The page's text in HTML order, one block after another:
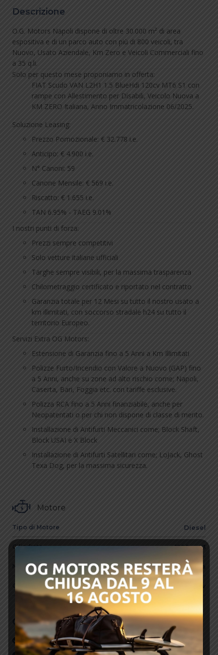
Descrizione
O.G. Motors Napoli dispone di oltre 30.000 m² di area
espositiva e di un parco auto con più di 800 veicoli, tra
Nuovo, Usato Aziendale, Km Zero e Veicoli Commerciali fino
a 35 q.li.
Solo per questo mese proponiamo in offerta:
FIAT Scudo VAN L2H1 1.5 BlueHdi 120cv MT6 S1 con
rampe con Allestimento per Disabili, Veicolo Nuova a
KM ZERO Italiana, Anno Immatricolazione 06/2025.
Soluzione Leasing:
Prezzo Pomozionale: € 32.778 i.e.
Anticipo: € 4.900 i.e.
N° Canoni: 59
Canone Mensile: € 569 i.e.
Riscatto: € 1.655 i.e.
TAN 6.95% - TAEG 9.01%
I nostri punti di forza:
Prezzi sempre competitivi
Solo vetture italiane ufficiali
Targhe sempre visibili, per la massima trasparenza
Chilometraggio certificato e riportato nel contratto
Garanzia totale per 12 Mesi su tutto il nostro usato a
km illimitati, con soccorso stradale h24 su tutto il
territorio Europeo.
Servizi Extra OG Motors:
Estensione di Garanzia fino a 5 Anni a Km Illimitati
Polizze Furto/Incendio con Valore a Nuovo (GAP) fino
a 5 Anni, anche su zone ad alto rischio come; Napoli,
Caserta, Bari, Foggia etc. con tariffe esclusive.
Polizza RCA fino a 5 Anni finanziabile, anche per
Neopatentati o per chi non dispone di classe di merito.
Installazione di Antifurti Meccanici come; Block Shaft,
Block USAI e X Block
Installazione di Antifurti Satellitari come; LoJack, Ghost
Texa Dog, per la massima sicurezza.
Motore
Tipo di Motore Diesel
Cilindrata 1500 cm3
Numero di Cilindri 4 in linea
Optionals
ABS